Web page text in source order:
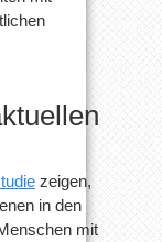
zeigen,
in den
mit